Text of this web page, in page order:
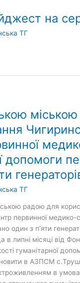
на
ТГ
допомоги
ТГ
радою для
первинної медико-
один з п’яти
в липні місяці від
гуманітарної
в АЗПСМ
в